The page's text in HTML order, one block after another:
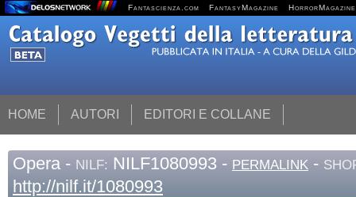
Fantascienza.com FantasyMagazine HorrorMagazine
HOME AUTORI EDITORI E COLLANE
Opera - NILF: NILF1080993 - PERMALINK -
http://nilf.it/1080993